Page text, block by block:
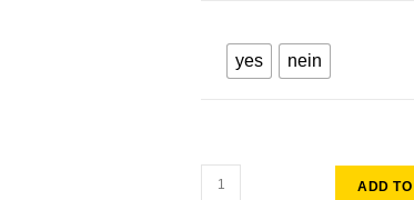
yes nein
ADD